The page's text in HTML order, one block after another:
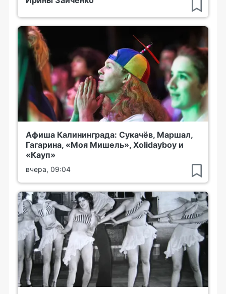
Афиша Калининграда: Сукачёв, Маршал,
Гагарина, «Моя Мишель», Xolidayboy и
«Кауп»
вчера, 09:04